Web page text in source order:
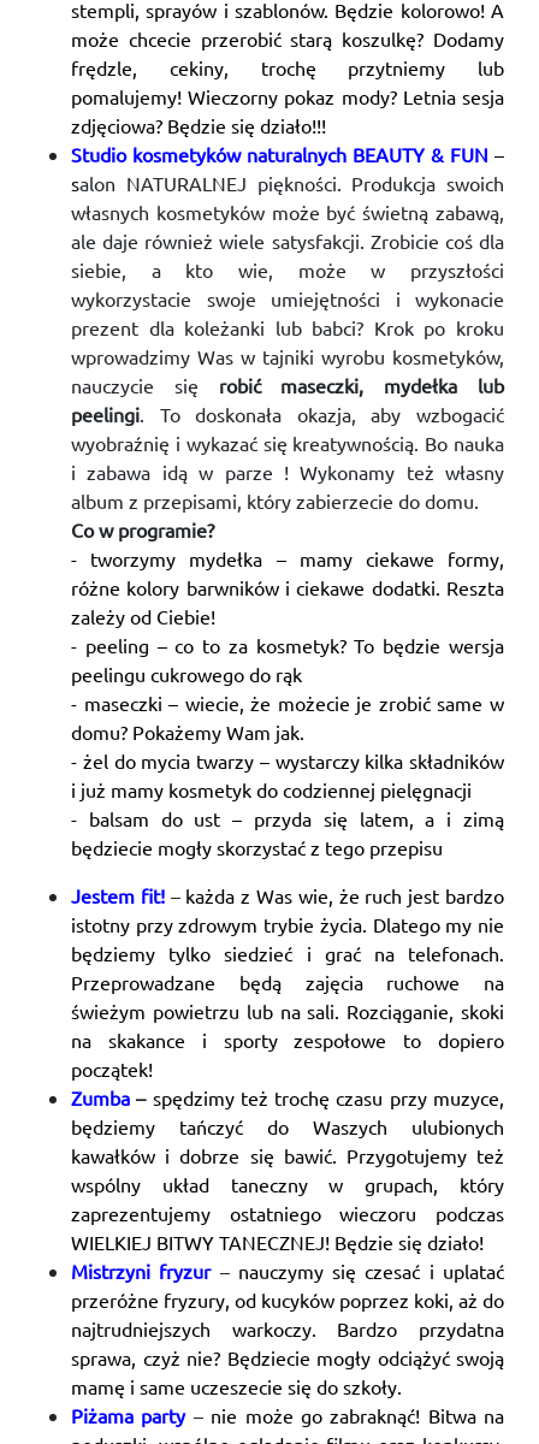
stempli, sprayów i szablonów. Będzie kolorowo! A
może chcecie przerobić starą koszulkę? Dodamy
frędzle, cekiny, trochę przytniemy lub
pomalujemy! Wieczorny pokaz mody? Letnia sesja
zdjęciowa? Będzie się działo!!!
Studio kosmetyków naturalnych BEAUTY & FUN –
salon NATURALNEJ piękności. Produkcja swoich
własnych kosmetyków może być świetną zabawą,
ale daje również wiele satysfakcji. Zrobicie coś dla
siebie, a kto wie, może w przyszłości
wykorzystacie swoje umiejętności i wykonacie
prezent dla koleżanki lub babci? Krok po kroku
wprowadzimy Was w tajniki wyrobu kosmetyków,
nauczycie się robić maseczki, mydełka lub
peelingi . To doskonała okazja, aby wzbogacić
wyobraźnię i wykazać się kreatywnością. Bo nauka
i zabawa idą w parze ! Wykonamy też własny
album z przepisami, który zabierzecie do domu.
Co w programie?
- tworzymy mydełka – mamy ciekawe formy,
różne kolory barwników i ciekawe dodatki. Reszta
zależy od Ciebie!
- peeling – co to za kosmetyk? To będzie wersja
peelingu cukrowego do rąk
- maseczki – wiecie, że możecie je zrobić same w
domu? Pokażemy Wam jak.
- żel do mycia twarzy – wystarczy kilka składników
i już mamy kosmetyk do codziennej pielęgnacji
- balsam do ust – przyda się latem, a i zimą
będziecie mogły skorzystać z tego przepisu
Jestem fit!– każda z Was wie, że ruch jest bardzo
istotny przy zdrowym trybie życia. Dlatego my nie
będziemy tylko siedzieć i grać na telefonach.
Przeprowadzane będą zajęcia ruchowe na
świeżym powietrzu lub na sali. Rozciąganie, skoki
na skakance i sporty zespołowe to dopiero
początek!
Zumba – spędzimy też trochę czasu przy muzyce,
będziemy tańczyć do Waszych ulubionych
kawałków i dobrze się bawić. Przygotujemy też
wspólny układ taneczny w grupach, który
zaprezentujemy ostatniego wieczoru podczas
WIELKIEJ BITWY TANECZNEJ! Będzie się działo!
Mistrzyni fryzur – nauczymy się czesać i uplatać
przeróżne fryzury, od kucyków poprzez koki, aż do
najtrudniejszych warkoczy. Bardzo przydatna
sprawa, czyż nie? Będziecie mogły odciążyć swoją
mamę i same uczeszecie się do szkoły.
Piżama party– nie może go zabraknąć! Bitwa na